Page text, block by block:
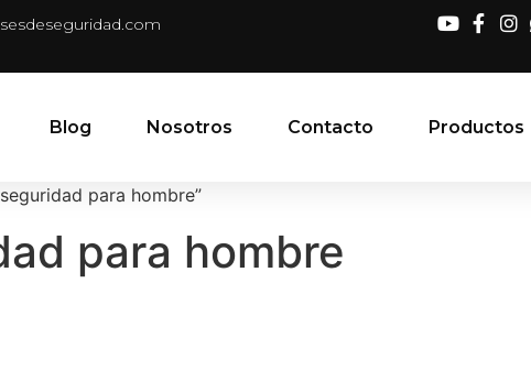
Blog Nosotros Contacto Productos
para hombre”
para hombre